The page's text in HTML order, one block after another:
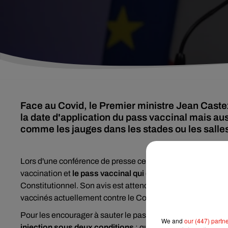
Face au Covid, le Premier ministre Jean
la date d'application du pass vaccinal mais
comme les jauges dans les stades ou les
Lors d'une conférence de presse ce jeudi 20 janvier au
vaccination et le pass vaccinal qui entrera en vigueur à
Constitutionnel. Son avis est attendu ce vendredi. Il faut
vaccinés actuellement contre le Covid.
Pour les encourager à sauter le pas, Jean Castex a
We and our (447)